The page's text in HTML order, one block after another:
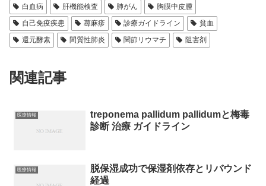
白血病
肝機能検査 肺がん
胸膜中皮腫
自己免疫疾患
蕁麻疹 診療ガイドライン
貧血
還元酵素
間質性肺炎 関節リウマチ 阻害剤
関連記事
医療情報
treponema pallidum pallidumと梅毒
診断 治療 ガイドライン
医療情報
脱保湿成功で保湿剤依存とリバウンド
経過